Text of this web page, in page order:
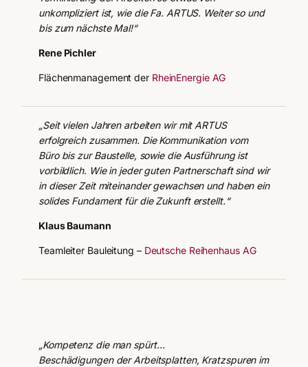
unkompliziert ist, wie die Fa. ARTUS. Weiter so und
bis zum nächste Mal!“
Rene Pichler
Flächenmanagement der RheinEnergie AG
„Seit vielen Jahren arbeiten wir mit ARTUS
erfolgreich zusammen. Die Kommunikation vom
Büro bis zur Baustelle, sowie die Ausführung ist
vorbildlich. Wie in jeder guten Partnerschaft sind wir
in dieser Zeit miteinander gewachsen und haben ein
solides Fundament für die Zukunft erstellt.“
Klaus Baumann
Teamleiter Bauleitung – Deutsche Reihenhaus AG
„Kompetenz die man spürt…
Beschädigungen der Arbeitsplatten, Kratzspuren im